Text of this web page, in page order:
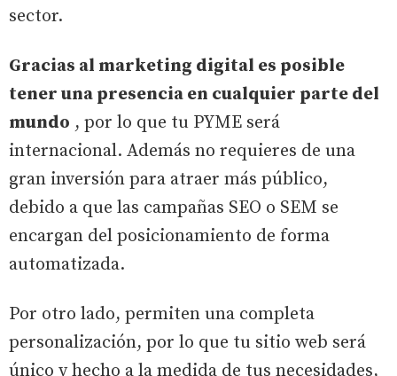
sector.
Gracias al marketing digital es posible
tener una presencia en cualquier parte del
mundo , por lo que tu PYME será
internacional. Además no requieres de una
gran inversión para atraer más público,
debido a que las campañas SEO o SEM se
encargan del posicionamiento de forma
automatizada.
Por otro lado, permiten una completa
personalización, por lo que tu sitio web será
único y hecho a la medida de tus necesidades,